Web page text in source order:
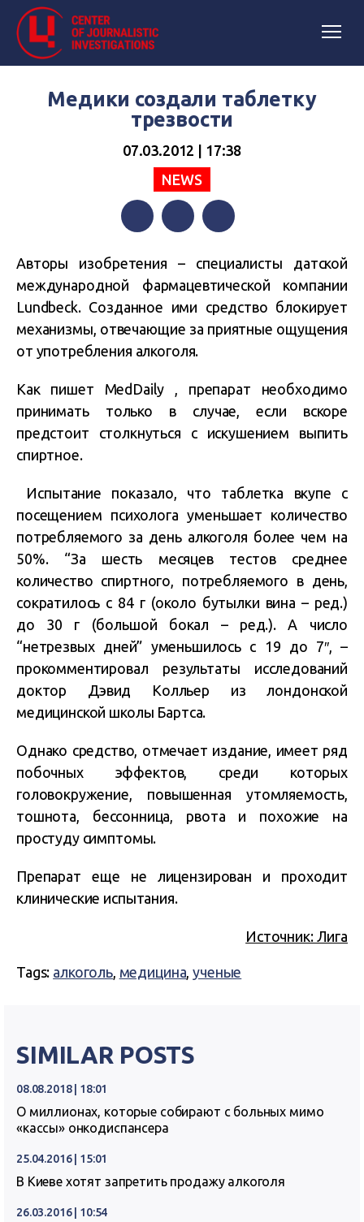
Медики создали таблетку
трезвости
07.03.2012 | 17:38
NEWS
Авторы изобретения – специалисты датской
международной фармацевтической компании
Lundbeck. Созданное ими средство блокирует
механизмы, отвечающие за приятные ощущения
от употребления алкоголя.
Как пишет MedDaily , препарат необходимо
принимать только в случае, если вскоре
предстоит столкнуться с искушением выпить
спиртное.
Испытание показало, что таблетка вкупе с
посещением психолога уменьшает количество
потребляемого за день алкоголя более чем на
50%. “За шесть месяцев тестов среднее
количество спиртного, потребляемого в день,
сократилось с 84 г (около бутылки вина – ред.)
до 30 г (большой бокал – ред.). А число
“нетрезвых дней” уменьшилось с 19 до 7″, –
прокомментировал результаты исследований
доктор Дэвид Колльер из лондонской
медицинской школы Бартса.
Однако средство, отмечает издание, имеет ряд
побочных эффектов, среди которых
головокружение, повышенная утомляемость,
тошнота, бессонница, рвота и похожие на
простуду симптомы.
Препарат еще не лицензирован и проходит
клинические испытания.
Источник: Лига
Tags: алкоголь, медицина,ученые
SIMILAR POSTS
08.08.2018 | 18:01
О миллионах, которые собирают с больных мимо
«кассы» онкодиспансера
25.04.2016 | 15:01
В Киеве хотят запретить продажу алкоголя
26.03.2016 | 10:54